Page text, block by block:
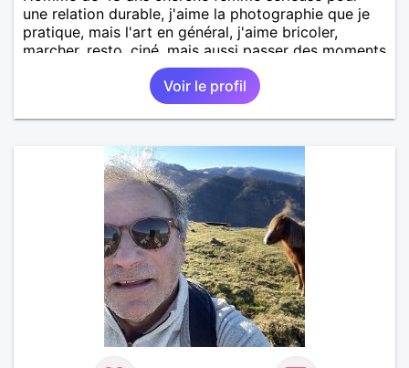
une relation durable, j'aime la photographie que je
pratique, mais l'art en général, j'aime bricoler,
marcher, resto, ciné, mais aussi passer des moments
calme devant un bon film ou une série avec un
plateau repas. le reste est à découvrir.
Voir le profil